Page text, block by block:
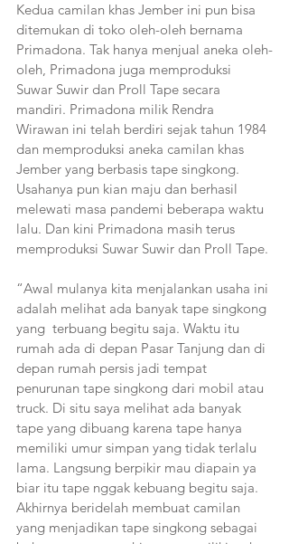
Kedua camilan khas Jember ini pun bisa
ditemukan di toko oleh-oleh bernama
Primadona. Tak hanya menjual aneka oleh-
oleh, Primadona juga memproduksi
Suwar Suwir dan Proll Tape secara
mandiri. Primadona milik Rendra
Wirawan ini telah berdiri sejak tahun 1984
dan memproduksi aneka camilan khas
Jember yang berbasis tape singkong.
Usahanya pun kian maju dan berhasil
melewati masa pandemi beberapa waktu
lalu. Dan kini Primadona masih terus
memproduksi Suwar Suwir dan Proll Tape.
“Awal mulanya kita menjalankan usaha ini
adalah melihat ada banyak tape singkong
yang  terbuang begitu saja. Waktu itu
rumah ada di depan Pasar Tanjung dan di
depan rumah persis jadi tempat
penurunan tape singkong dari mobil atau
truck. Di situ saya melihat ada banyak
tape yang dibuang karena tape hanya
memiliki umur simpan yang tidak terlalu
lama. Langsung berpikir mau diapain ya
biar itu tape nggak kebuang begitu saja.
Akhirnya beridelah membuat camilan
yang menjadikan tape singkong sebagai